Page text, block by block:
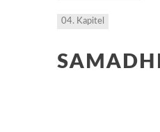
04. Kapitel